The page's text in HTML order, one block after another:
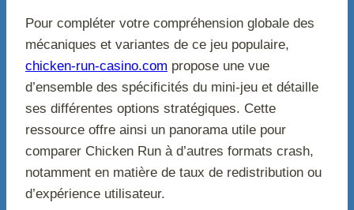
Pour compléter votre compréhension globale des
mécaniques et variantes de ce jeu populaire,
chicken-run-casino.com propose une vue
d’ensemble des spécificités du mini-jeu et détaille
ses différentes options stratégiques. Cette
ressource offre ainsi un panorama utile pour
comparer Chicken Run à d’autres formats crash,
notamment en matière de taux de redistribution ou
d’expérience utilisateur.